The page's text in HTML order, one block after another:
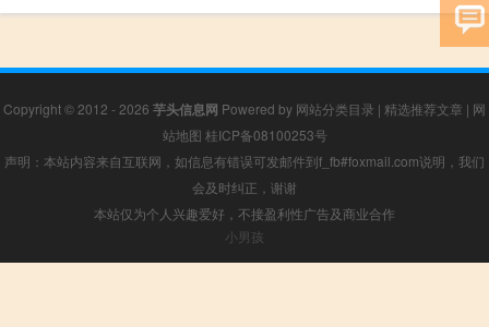
Copyright © 2012 - 2026 芋头信息网 Powered by 网站分类目录 | 精选推荐文章 | 网
站地图 桂ICP备08100253号
声明：本站内容来自互联网，如信息有错误可发邮件到f_fb#foxmail.com说明，我们
会及时纠正，谢谢
本站仅为个人兴趣爱好，不接盈利性广告及商业合作
小男孩